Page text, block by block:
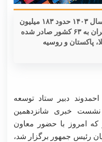
دبیر ستاد نانو و میکرو گفت: در سال ۱۴۰۳ حدود ۱۸۳ میلیون
دلار از محصولات نانوی ساخت ایران به ۶۳ کشور صادر شده
پاکستان و روسیه
دبیر ستاد توسعه
نشست خبری شانزدهمین
که امروز با حضور معاون
رئیس جمهور برگزار شد،